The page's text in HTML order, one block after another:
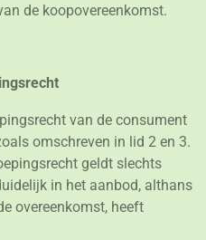
de koopovereenkomst.
van de consument
omschreven in lid 2 en 3.
geldt slechts
in het aanbod, althans
overeenkomst, heeft